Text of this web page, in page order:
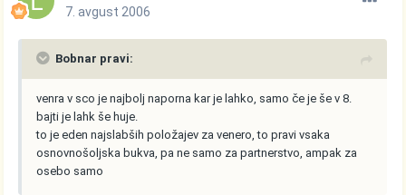
7. avgust 2006
Bobnar pravi:
venra v sco je najbolj naporna kar je lahko, samo če je še v 8.
bajti je lahk še huje.
to je eden najslabših položajev za venero, to pravi vsaka
osnovnošoljska bukva, pa ne samo za partnerstvo, ampak za
osebo samo